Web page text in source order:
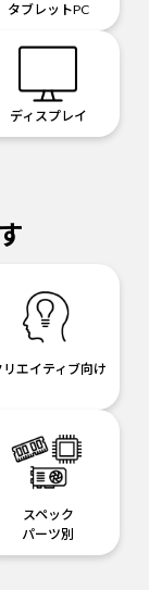
タブレットPC
ディスプレイ
リエイティブ向け
スペック
パーツ別